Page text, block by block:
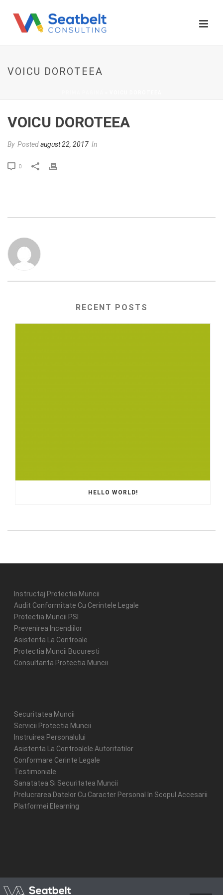
VOICU DOROTEEA
VOICU DOROTEEA
By Postedaugust 22, 2017 In
0
RECENT POSTS
HELLO WORLD!
Instructaj Protectia Muncii
Audit Conformitate Cu Cerintele Legale
Protectia Muncii PSI
Prevenirea Incendiilor
Asistenta La Controale
Protectia Muncii Bucuresti
Consultanta Protectia Muncii
Securitatea Muncii
Servicii Protectia Muncii
Instruirea Personalului
Asistenta La Controalele Autoritatilor
Conformare Cerinte Legale
Testimoniale
Sanatatea Si Securitatea Muncii
Prelucrarea Datelor Cu Caracter Personal In Scopul Accesarii
Platformei Elearning